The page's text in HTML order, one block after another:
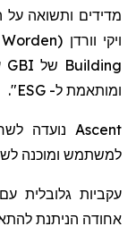
מדידים ותשואה
ויקי וורדן (
Building של GBI
ומותאמת ל- ESG
".
Ascent נועדה
למשתמש ומוכנה
עקביות גלובלית
אחודה הניתנת